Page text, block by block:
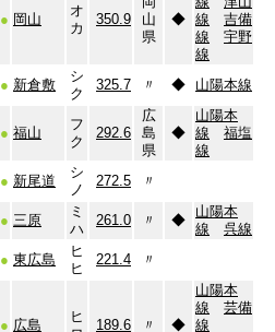
● 岡山
オ
カ
350.9
山
県
◆ 線
吉備
線
宇野
線
● 新倉敷
シ
ク
325.7 〃 ◆ 山陽本線
● 福山
フ
ク
292.6
広
島
県
◆
山陽本
線
福塩
線
● 新尾道
シ
ノ
272.5 〃
● 三原
ミ
ハ
261.0 〃 ◆
山陽本
線
呉線
● 東広島
ヒ
ヒ
221.4 〃
● 広島
ヒ
189.6 〃 ◆
山陽本
線
芸備
線